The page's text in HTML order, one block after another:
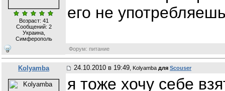
Возраст: 41
Сообщений: 2
Украина,
Симферополь
его не
Форум: питание
Kolyamba 24.10.2010 в 19:49 , Kolyamba для Scouser
я тоже хочу себе